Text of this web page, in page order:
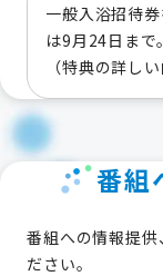
一般入浴招待
は9月24日まで。
（特典の詳し
番組
番組への情報提
ださい。